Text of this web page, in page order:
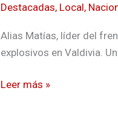
Destacadas, Local,
Alias Matías, líder del
explosivos en Valdivia.
ELN
“mula
Leer más »